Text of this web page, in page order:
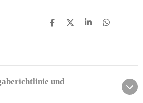
T
n
T
n
T
n
T
n
und